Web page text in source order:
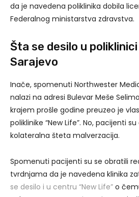
da je navedena poliklinika dobila
Federalnog ministarstva zdravstva.
Šta se desilo u
Sarajevo
Inače, spomenuti Northwester
nalazi na adresi Bulevar Meše
krajem prošle godine preuzeo je
poliklinike “New Life”. No, pacijenti
kolateralna šteta malverzacija.
Spomenuti pacijenti su se obratili
tvrdnjama da je navedena klinika
se desilo i u centru “New Life” o